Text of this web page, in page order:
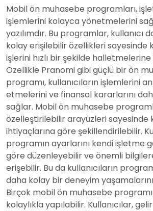
Mobil ön muhasebe programları,
işlemlerini kolayca yönetmelerini
yazılımdır. Bu programlar, kullanıcı
kolay erişilebilir özellikleri sayesinde
işlerini hızlı bir şekilde
Özellikle Pranomi gibi güçlü bir ön
programı, kullanıcıların işlemlerini
etmelerini ve finansal kararlarını
sağlar. Mobil ön muhasebe
özelleştirilebilir arayüzleri sayesinde
ihtiyaçlarına göre şekillendirilebilir.
programın ayarlarını kendi işletme
göre düzenleyebilir ve önemli
erişebilir. Bu da kullanıcıların
daha kolay bir deneyim
Birçok mobil ön muhasebe
kolaylıkla yapılabilir. Kullanıcılar,